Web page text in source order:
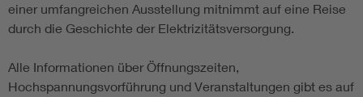
einer umfangreichen Ausstellung mitnimmt auf eine Reise
durch die Geschichte der Elektrizitätsversorgung.
Alle Informationen über Öffnungszeiten,
Hochspannungsvorführung und Veranstaltungen gibt es auf